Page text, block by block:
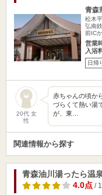
青森
松木
弘南
前IC
営業
入浴
日帰
20代 女
性
赤ちゃんの頃か
づらくて熱い湯
が、東…
関連情報から探す
青森油川湯ったら温
4.0点/